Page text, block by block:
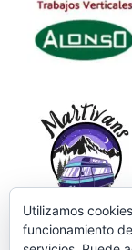
Utilizamos
funcionamiento